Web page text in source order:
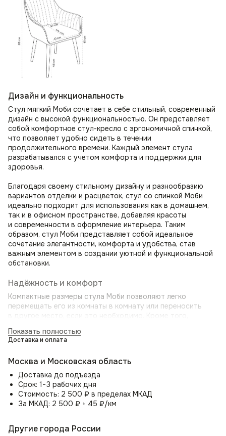
Дизайн и функциональность
Стул мягкий Моби сочетает в себе стильный, современный
дизайн с высокой функциональностью. Он представляет
собой комфортное стул-кресло с эргономичной спинкой,
что позволяет удобно сидеть в течении
продолжительного времени. Каждый элемент стула
разрабатывался с учетом комфорта и поддержки для
здоровья.
Благодаря своему стильному дизайну и разнообразию
вариантов отделки и расцветок, стул со спинкой Моби
идеально подходит для использования как в домашнем,
так и в офисном пространстве, добавляя красоты
и современности в оформление интерьера. Таким
образом, стул Моби представляет собой идеальное
сочетание элегантности, комфорта и удобства, став
важным элементом в создании уютной и функциональной
обстановки.
Надёжность и комфорт
Компактные размеры стула Моби позволяют легко
перемещать его из комнаты в комнату или переносить
в другое место, если это необходимо. Кроме того,
Не менее важным аспектом стула Моби является его
эргономичный дизайн. Специально разработанная
положение спины, а подлокотники обеспечивают
поддержку рук, снижая напряжение и усталость.
Цельносварной металлический каркас и прочные ножки
гарантируют долговечность и выдерживают значительные
вашим любимым местом для отдыха и работы.
Показать полностью
Доставка и оплата
Москва и Московская область
Доставка до подъезда
Срок: 1−3 рабочих дня
Стоимость: 2 500 ₽ в пределах МКАД
За МКАД: 2 500 ₽ + 45 ₽/км
Другие города России